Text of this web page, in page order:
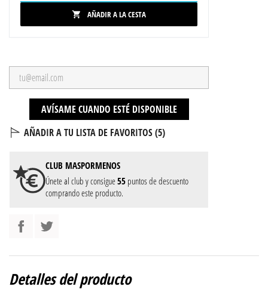
 AÑADIR A LA CESTA
AVÍSAME CUANDO ESTÉ DISPONIBLE
AÑADIR A TU LISTA DE FAVORITOS (5)
CLUB MASPORMENOS
Únete al club y consigue55 puntos de descuento
comprando este producto.
Detalles del producto